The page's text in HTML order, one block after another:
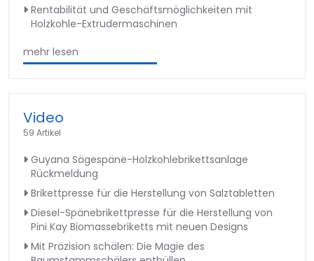
Rentabilität und Geschäftsmöglichkeiten mit
Holzkohle-Extrudermaschinen
mehr lesen
Video
59 Artikel
Guyana Sägespäne-Holzkohlebrikettsanlage
Rückmeldung
Brikettpresse für die Herstellung von Salztabletten
Diesel-Spänebrikettpresse für die Herstellung von
Pini Kay Biomassebriketts mit neuen Designs
Mit Präzision schälen: Die Magie des